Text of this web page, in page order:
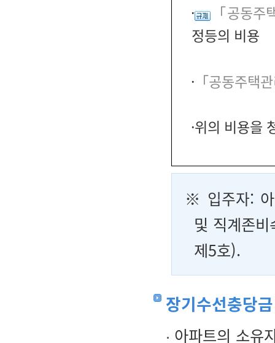
·
「공동주
정등의 비용
· 「공동주택
·위의 비용을
※ 입주자:
및 직계존
제5호).
장기수선충당
아파트의 소유